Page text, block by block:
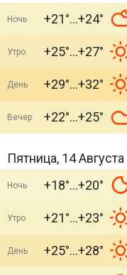
Ночь +21° +24°
Утро +25° +27°
День +29° +32°
Вечер +22° +25°
Пятница, 14 Августа
Ночь +18° +20°
Утро +21° +23°
День +25° +28°